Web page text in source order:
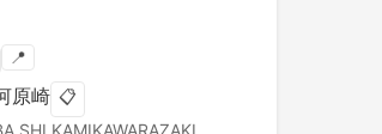
📍
原崎 📋
SHI KAMIKAWARAZAKI